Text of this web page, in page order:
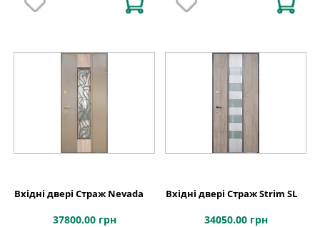
Вхідні двері Страж Nevada
37800.00 грн
Вхідні двері Страж Strim SL
34050.00 грн